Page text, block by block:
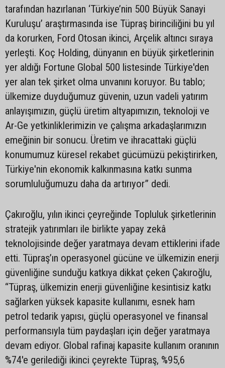
tarafından hazırlanan ‘Türkiye’nin 500 Büyük Sanayi
Kuruluşu’ araştırmasında ise Tüpraş birinciliğini bu yıl
da korurken, Ford Otosan ikinci, Arçelik altıncı sıraya
yerleşti. Koç Holding, dünyanın en büyük şirketlerinin
yer aldığı Fortune Global 500 listesinde Türkiye'den
yer alan tek şirket olma unvanını koruyor. Bu tablo;
ülkemize duyduğumuz güvenin, uzun vadeli yatırım
anlayışımızın, güçlü üretim altyapımızın, teknoloji ve
Ar-Ge yetkinliklerimizin ve çalışma arkadaşlarımızın
emeğinin bir sonucu. Üretim ve ihracattaki güçlü
konumumuz küresel rekabet gücümüzü pekiştirirken,
Türkiye'nin ekonomik kalkınmasına katkı sunma
sorumluluğumuzu daha da artırıyor” dedi.
Çakıroğlu, yılın ikinci çeyreğinde Topluluk şirketlerinin
stratejik yatırımları ile birlikte yapay zekâ
teknolojisinde değer yaratmaya devam ettiklerini ifade
etti. Tüpraş’ın operasyonel gücüne ve ülkemizin enerji
güvenliğine sunduğu katkıya dikkat çeken Çakıroğlu,
“Tüpraş, ülkemizin enerji güvenliğine kesintisiz katkı
sağlarken yüksek kapasite kullanımı, esnek ham
petrol tedarik yapısı, güçlü operasyonel ve finansal
performansıyla tüm paydaşları için değer yaratmaya
devam ediyor. Global rafinaj kapasite kullanım oranının
%74'e gerilediği ikinci çeyrekte Tüpraş, %95,6